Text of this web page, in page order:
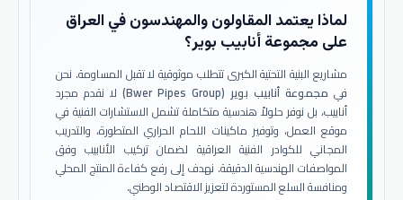
لماذا يعتمد المقاولون والمهندسون في العراق
على مجموعة أنابيب بوير؟
مشاريع البنية التحتية الكبرى تتطلب موثوقية لا تقبل المساومة. نحن
في مجموعة أنابيب بوير (Bwer Pipes Group)
لا نقدم مجرد
أنابيب، بل نوفر حلولاً هندسية متكاملة تشمل الاستشارات الفنية في
موقع العمل، وتوفير ماكينات اللحام الحراري المتطورة، والتدريب
المجاني للكوادر الفنية العراقية لضمان تركيب الأنابيب وفق
المواصفات الهندسية الدقيقة. نهدف إلى رفع كفاءة المنتج المحلي
ومنافسة السلع المستوردة لتعزيز الاقتصاد الوطني.